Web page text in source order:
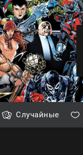
Случайные